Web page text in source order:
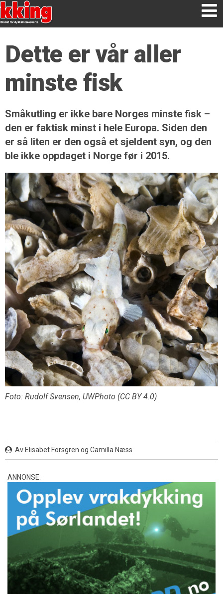
Dette er vår aller
minste fisk
Småkutling er ikke bare Norges minste fisk –
den er faktisk minst i hele Europa. Siden den
er så liten er den også et sjeldent syn, og den
ble ikke oppdaget i Norge før i 2015.
Foto: Rudolf Svensen, UWPhoto (CC BY 4.0)
Av Elisabet Forsgren og Camilla Næss
ANNONSE: